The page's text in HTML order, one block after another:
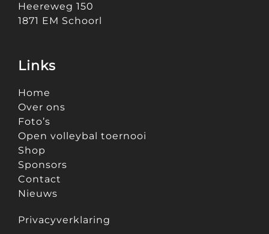
Heereweg 150
1871 EM Schoorl
Links
Home
Over ons
Foto’s
Open volleybal toernooi
Shop
Sponsors
Contact
Nieuws
Privacyverklaring